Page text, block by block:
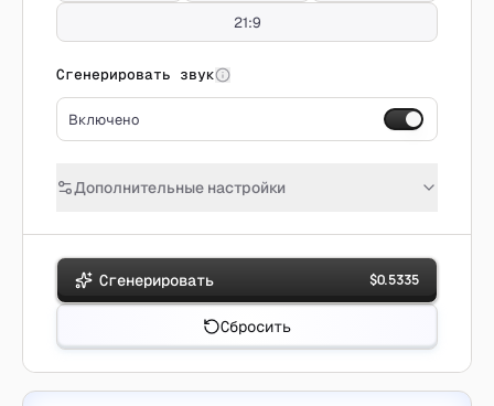
21:9
Сгенерировать звук
Включено
Дополнительные настройки
Сгенерировать $0.5335
Сбросить